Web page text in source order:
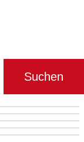
Suchen